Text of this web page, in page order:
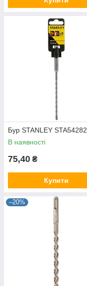
Бур STANLEY STA54282
В наявності
75,40 ₴
Купити
–20%